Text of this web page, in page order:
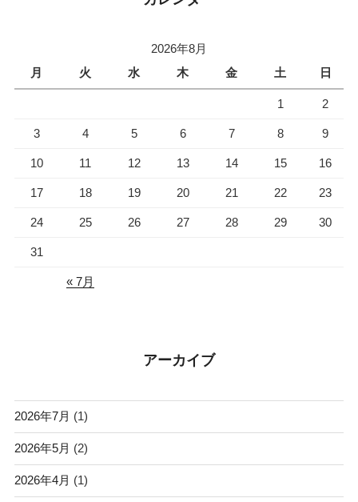
2026年8月
月
火 水 木 金 土 日
1 2
3 4 5 6 7 8 9
10 11 12 13 14 15 16
17 18 19 20 21 22 23
24 25 26 27 28 29 30
31
« 7月
アーカイブ
2026年7月 (1)
2026年5月 (2)
2026年4月 (1)